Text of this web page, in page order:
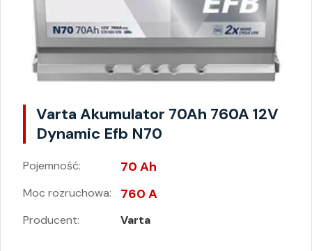
Varta Akumulator 70Ah 760A 12V
Dynamic Efb N70
Pojemność: 70 Ah
Moc rozruchowa: 760 A
Producent: Varta